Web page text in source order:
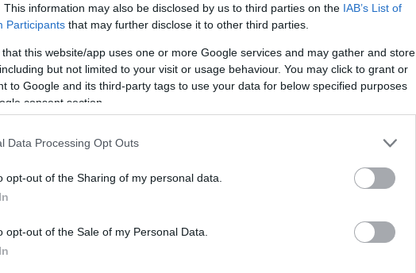
This information may also be disclosed by us to third parties on the IAB’s List of
Participants that may further disclose it to other third parties.
that this website/app uses one or more Google services and may gather and store
but not limited to your visit or usage behaviour. You may click to grant or
to Google and its third-party tags to use your data for below specified purposes
consent section.
Data Processing Opt Outs
opt-out of the Sharing of my personal data.
opt-out of the Sale of my Personal Data.
egy másik aspektusból.